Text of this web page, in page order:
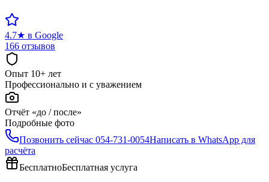
4.7★ в Google
166 отзывов
Опыт 10+ лет
Профессионально и с уважением
Отчёт «до / после»
Подробные фото
Позвонить сейчас 054-731-0054Написать в WhatsApp для
расчёта
БесплатноБесплатная услуга